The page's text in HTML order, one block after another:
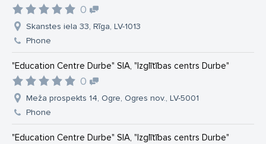
0
Skanstes iela 33, Rīga, LV-1013
Phone
"Education Centre Durbe" SIA, "Izglītības centrs Durbe"
0
Meža prospekts 14, Ogre, Ogres nov., LV-5001
Phone
"Education Centre Durbe" SIA, "Izglītības centrs Durbe"